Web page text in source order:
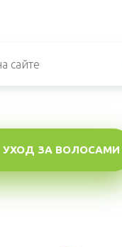
УХОД ЗА ВОЛОСАМИ